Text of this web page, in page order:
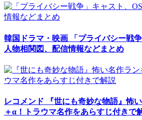
韓国ドラマ・映画 「プライバシー戦
人物相関図、配信情報などまとめ
レコメンド 『世にも奇妙な物語』怖
＋α！トラウマ名作をあらすじ付きで